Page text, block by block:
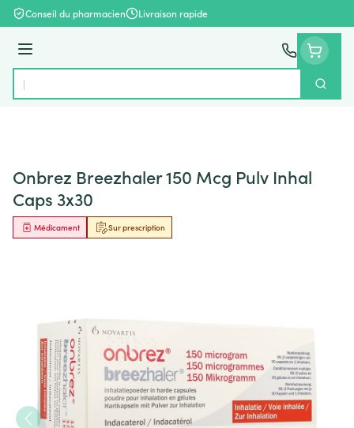
Aller au contenu
Conseil du pharmacien Livraison rapide
Menu
Rechercher
Onbrez Breezhaler 150 Mcg Pulv Inhal
Caps 3x30
Sur prescription
Médicament